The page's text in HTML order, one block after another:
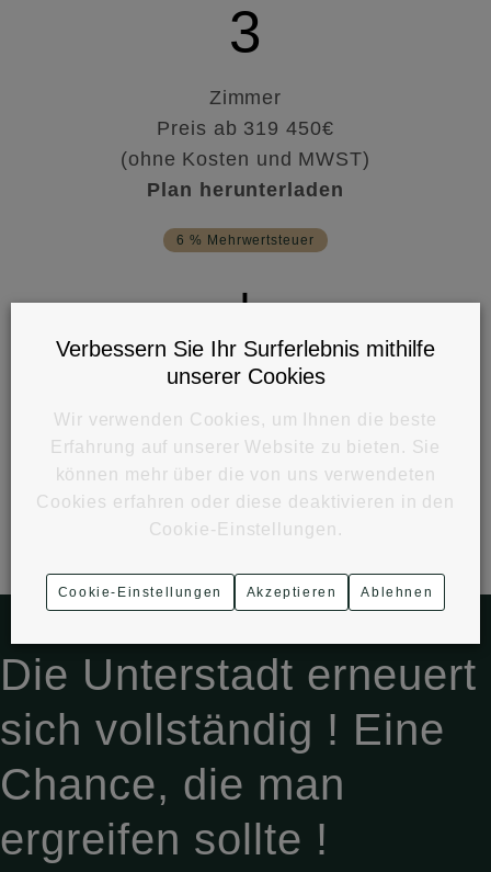
3
Zimmer
Preis ab 319 450€
(ohne Kosten und MWST)
Plan herunterladen
6 % Mehrwertsteuer
+
Geschäfte
(ohne Kosten und MWST)
Plan herunterladen
Die Unterstadt erneuert
sich vollständig ! Eine
Chance, die man
ergreifen sollte !
Verbessern Sie Ihr Surferlebnis mithilfe
unserer Cookies
Wir verwenden Cookies, um Ihnen die beste
Erfahrung auf unserer Website zu bieten. Sie
können mehr über die von uns verwendeten
Cookies erfahren oder diese deaktivieren in den
Cookie-Einstellungen.
Cookie-Einstellungen Akzeptieren Ablehnen